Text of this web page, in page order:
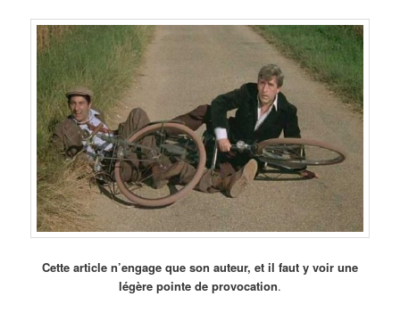
Cette article n’engage que son auteur, et il faut y voir une
légère pointe de provocation.